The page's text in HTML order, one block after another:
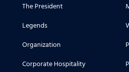
The President
Legends
Organization
Corporate Hospitality